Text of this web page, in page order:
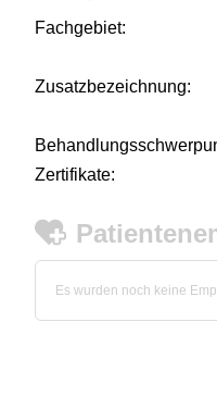
Fachgebiet:
Zusatzbezeichnung:
Zertifikate:
Es wurden noch keine